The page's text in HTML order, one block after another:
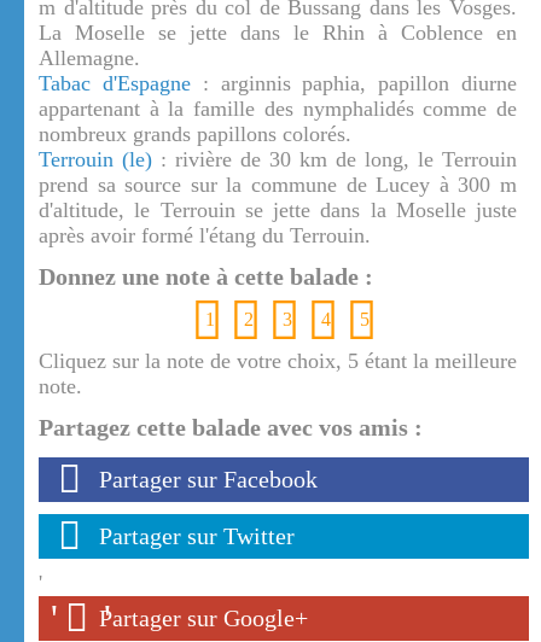
m d'altitude près du col de Bussang dans les Vosges.
La Moselle se jette dans le Rhin à Coblence en
Allemagne.
Tabac d'Espagne: arginnis paphia, papillon diurne
appartenant à la famille des nymphalidés comme de
nombreux grands papillons colorés.
Terrouin (le) : rivière de 30 km de long, le Terrouin
prend sa source sur la commune de Lucey à 300 m
d'altitude, le Terrouin se jette dans la Moselle juste
après avoir formé l'étang du Terrouin.
Donnez une note à cette balade :
1 2 3 4 5
Cliquez sur la note de votre choix, 5 étant la meilleure
note.
Partagez cette balade avec vos amis :
Partager sur Facebook
Partager sur Twitter
'
' '
Partager sur Google+